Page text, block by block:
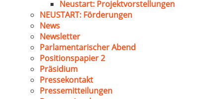
Neustart: Projektvorstellungen
NEUSTART: Förderungen
News
Newsletter
Parlamentarischer Abend
Positionspapier 2
Präsidium
Pressekontakt
Pressemitteilungen